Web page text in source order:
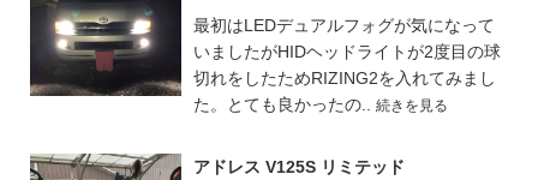
最初はLEDデュアルフォグが気になって
いましたがHIDヘッドライトが2度目の球
切れをしたためRIZING2を入れてみまし
た。とても良かったの.. 続きを見る
アドレス V125S リミテッド